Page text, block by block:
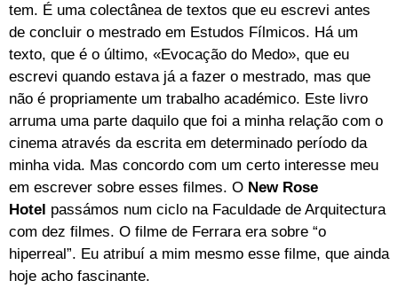
tem. É uma colectânea de textos que eu escrevi antes
de concluir o mestrado em Estudos Fílmicos. Há um
texto, que é o último, «Evocação do Medo», que eu
escrevi quando estava já a fazer o mestrado, mas que
não é propriamente um trabalho académico. Este livro
arruma uma parte daquilo que foi a minha relação com o
cinema através da escrita em determinado período da
minha vida. Mas concordo com um certo interesse meu
em escrever sobre esses filmes. O New Rose
Hotel passámos num ciclo na Faculdade de Arquitectura
com dez filmes. O filme de Ferrara era sobre “o
hiperreal”. Eu atribuí a mim mesmo esse filme, que ainda
hoje acho fascinante.